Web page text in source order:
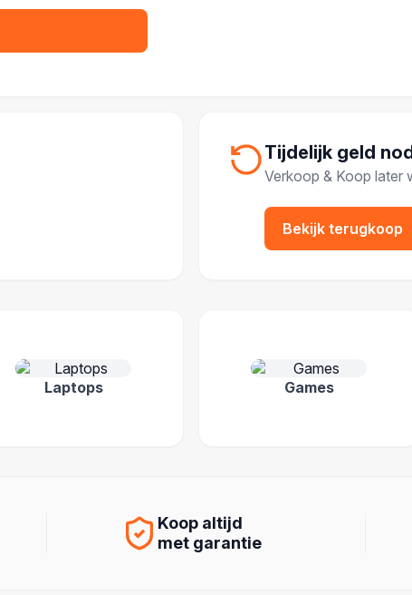
Tijdelijk geld
Verkoop & Koop later
Bekijk terugkoop
Laptops
Games
Koop altijd
met garantie